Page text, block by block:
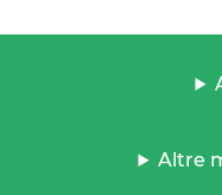
Altre